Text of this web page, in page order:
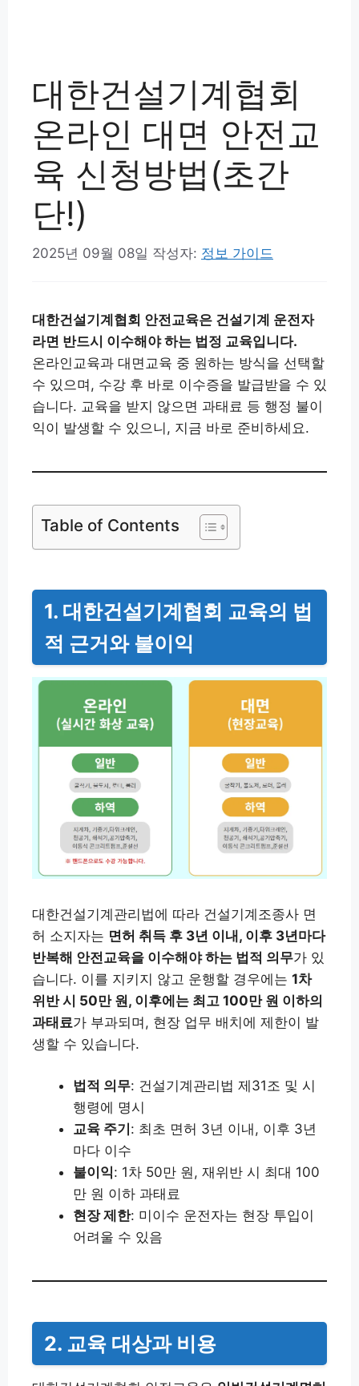
대한건설기계협회
온라인 대면 안전교
육 신청방법(초간
단!)
2025년 09월 08일 작성자: 정보 가이드
대한건설기계협회 안전교육은 건설기계 운전자
라면 반드시 이수해야 하는 법정 교육입니다.
온라인교육과 대면교육 중 원하는 방식을 선택할
수 있으며, 수강 후 바로 이수증을 발급받을 수 있
습니다. 교육을 받지 않으면 과태료 등 행정 불이
익이 발생할 수 있으니, 지금 바로 준비하세요.
Table of Contents
1. 대한건설기계협회 교육의 법
적 근거와 불이익
대한건설기계관리법에 따라 건설기계조종사 면
허 소지자는 면허 취득 후 3년 이내, 이후 3년마다
반복해 안전교육을 이수해야 하는 법적 의무가 있
습니다. 이를 지키지 않고 운행할 경우에는 1차
위반 시 50만 원, 이후에는 최고 100만 원 이하의
과태료가 부과되며, 현장 업무 배치에 제한이 발
생할 수 있습니다.
법적 의무: 건설기계관리법 제31조 및 시
행령에 명시
교육 주기: 최초 면허 3년 이내, 이후 3년
마다 이수
불이익: 1차 50만 원, 재위반 시 최대 100
만 원 이하 과태료
현장 제한: 미이수 운전자는 현장 투입이
어려울 수 있음
2. 교육 대상과 비용